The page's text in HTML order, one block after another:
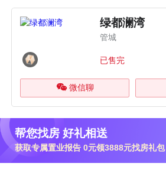
绿都澜湾
管城
已售完
微信聊
帮您找房 好礼相送
获取专属置业报告 0元领3888元找房礼包